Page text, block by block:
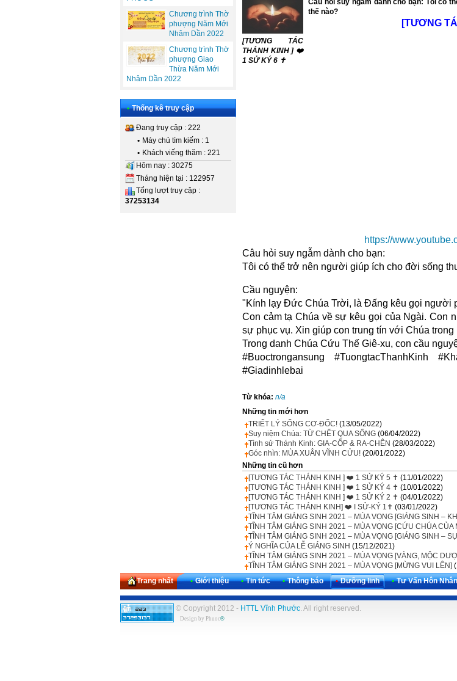
Chương trình Thờ
phượng Năm Mới
Nhâm Dần 2022
Chương trình Thờ
phượng Giao
Thừa Năm Mới
Nhâm Dần 2022
• Thống kê truy cập
Đang truy cập : 222
• Máy chủ tìm kiếm : 1
• Khách viếng thăm : 221
Hôm nay : 30275
Tháng hiện tại : 122957
Tổng lượt truy cập :
37253134
[TƯƠNG TÁC
THÁNH KINH ] ❤️
1 SỬ KÝ 6 ✝️
Câu hỏi suy ngẫm dành cho bạn: Tôi có
thế nào?
[TƯƠNG
https://
Câu hỏi suy ngẫm dành cho bạn:
Tôi có thể trở nên người giúp ích cho đời sống
Cầu nguyện:
"Kính lạy Đức Chúa Trời, là Đấng kêu gọi người
Con cảm tạ Chúa về sự kêu gọi của Ngài. Con
sự phục vụ. Xin giúp con trung tín với Chúa trong
Trong danh Chúa Cứu Thế Giê-xu, con cầu
#Buoctrongansung #TuongtacThanhKinh
#Giadinhlebai
Từ khóa: n/a
Những tin mới hơn
TRIẾT LÝ SỐNG CƠ-ĐỐC! (13/05/2022)
Suy niệm Chúa: TỪ CHẾT QUA SỐNG (06/04/2022)
Tình sử Thánh Kinh: GIA-CỐP & RA-CHÊN (28/03/2022)
Góc nhìn: MÙA XUÂN VĨNH CỬU! (20/01/2022)
Những tin cũ hơn
[TƯƠNG TÁC THÁNH KINH ] ❤️ 1 SỬ KÝ 5 ✝️ (11/01/2022)
[TƯƠNG TÁC THÁNH KINH ] ❤️ 1 SỬ KÝ 4 ✝️ (10/01/2022)
[TƯƠNG TÁC THÁNH KINH ] ❤️ 1 SỬ KÝ 2 ✝️ (04/01/2022)
[TƯƠNG TÁC THÁNH KINH] ❤️ I SỬ-KÝ 1✝️ (03/01/2022)
TĨNH TÂM GIÁNG SINH 2021 – MÙA VỌNG [GIÁNG SINH –
TĨNH TÂM GIÁNG SINH 2021 – MÙA VỌNG [CỨU CHÚA CỦA
TĨNH TÂM GIÁNG SINH 2021 – MÙA VỌNG [GIÁNG SINH –
Ý NGHĨA CỦA LỄ GIÁNG SINH (15/12/2021)
TĨNH TÂM GIÁNG SINH 2021 – MÙA VỌNG [VÀNG, MỘC
TĨNH TÂM GIÁNG SINH 2021 – MÙA VỌNG [MỪNG VUI LÊN]
Trang nhất
• Giới thiệu • Tin tức • Thông báo • Dưỡng linh • Tư Vấn Hôn
© Copyright 2012 - HTTL Vĩnh Phước. All right reserved.
Design by Phuoc®